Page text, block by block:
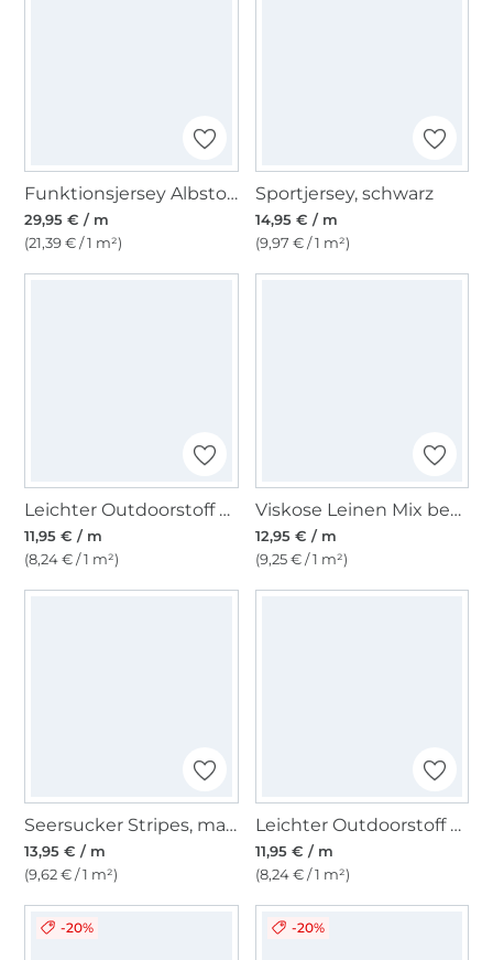
Funktionsjersey Albstoffe Hamburger Liebe Botanical Herbs, schwarz
29,95 € / m
(21,39 € / 1 m²)
Sportjersey, schwarz
14,95 € / m
(9,97 € / 1 m²)
Leichter Outdoorstoff Panama Uni, beige
11,95 € / m
(8,24 € / 1 m²)
Viskose Leinen Mix bestickt Blümchen, natur
12,95 € / m
(9,25 € / 1 m²)
Seersucker Stripes, marine
13,95 € / m
(9,62 € / 1 m²)
Leichter Outdoorstoff Panama Uni, senfgelb
11,95 € / m
(8,24 € / 1 m²)
-20% -20%